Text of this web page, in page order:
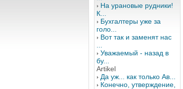
На урановые рудники!
К...
Бухгалтеры уже за
голо...
Вот так и заменят нас
Уважаемый - назад в
бу...
Artikel
Да уж... как только Ав...
Конечно, утверждение,